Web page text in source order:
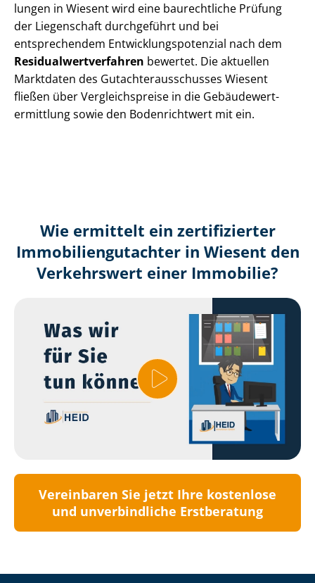
lun­gen in Wiesent wird eine baurechtliche Prüfung
der Liegenschaft durchgeführt und bei
entsprechendem Ent­wick­lungs­po­ten­zi­al nach dem
Re­si­du­al­wert­ver­fah­ren bewertet. Die aktuellen
Marktdaten des Gut­ach­ter­aus­schus­ses Wiesent
fließen über Ver­gleichs­prei­se in die Ge­bäu­de­wert­
ermitt­lung sowie den Bodenrichtwert mit ein.
Wie ermittelt ein zertifizierter
Immobilien­gutachter in Wiesent den
Verkehrswert einer Immobilie?
Vereinbaren Sie jetzt Ihre kostenlose
und unverbindliche Erstberatung